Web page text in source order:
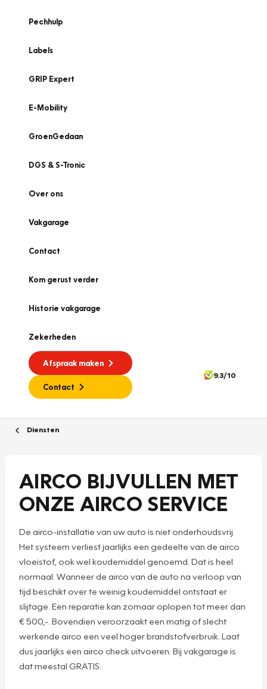
Pechhulp
Labels
GRIP Expert
E-Mobility
GroenGedaan
DGS & S-Tronic
Over ons
Vakgarage
Contact
Kom gerust verder
Historie vakgarage
Zekerheden
Afspraak maken
Contact
9.3/10
Diensten
AIRCO BIJVULLEN MET
ONZE AIRCO SERVICE
De airco-installatie van uw auto is niet onderhoudsvrij.
Het systeem verliest jaarlijks een gedeelte van de airco
vloeistof, ook wel koudemiddel genoemd. Dat is heel
normaal. Wanneer de airco van de auto na verloop van
tijd beschikt over te weinig koudemiddel ontstaat er
slijtage. Een reparatie kan zomaar oplopen tot meer dan
€ 500,-. Bovendien veroorzaakt een matig of slecht
werkende airco een veel hoger brandstofverbruik. Laat
dus jaarlijks een airco check uitvoeren. Bij vakgarage is
dat meestal GRATIS.